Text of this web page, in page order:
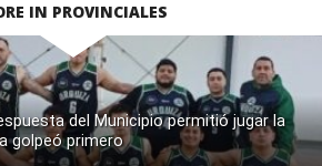
IN PROVINCIALES
del Municipio permitió jugar la
golpeó primero